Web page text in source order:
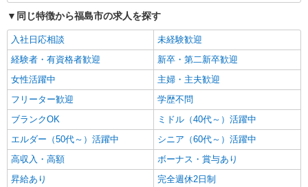
同じ特徴から福島市の求人を探す
入社日応相談
未経験歓迎
経験者・有資格者歓迎
新卒・第二新卒歓迎
女性活躍中
主婦・主夫歓迎
フリーター歓迎
学歴不問
ブランクOK
ミドル（40代～）活躍中
エルダー（50代～）活躍中
シニア（60代～）活躍中
高収入・高額
ボーナス・賞与あり
昇給あり
完全週休2日制